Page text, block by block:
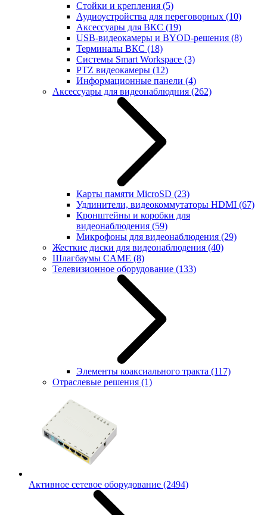
Стойки и крепления (5)
Аудиоустройства для переговорных (10)
Аксессуары для ВКС (19)
USB-видеокамеры и BYOD-решения (8)
Терминалы ВКС (18)
Системы Smart Workspace (3)
PTZ видеокамеры (12)
Информационные панели (4)
Аксессуары для видеонаблюдния (262)
Карты памяти MicroSD (23)
Удлинители, видеокоммутаторы HDMI (67)
Кронштейны и коробки для
видеонаблюдения (59)
Микрофоны для видеонаблюдения (29)
Жесткие диски для видеонаблюдения (40)
Шлагбаумы CAME (8)
Телевизионное оборудование (133)
Элементы коаксиального тракта (117)
Отраслевые решения (1)
Активное сетевое оборудование (2494)